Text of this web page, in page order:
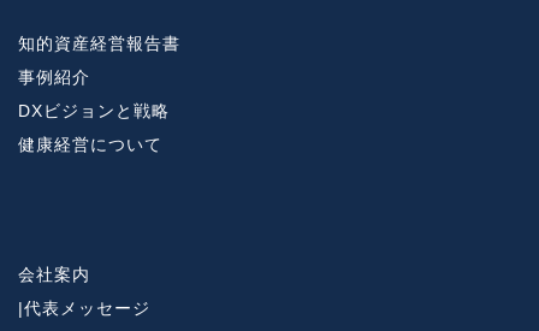
知的資産経営報告書
事例紹介
DXビジョンと戦略
健康経営について
会社案内
|代表メッセージ